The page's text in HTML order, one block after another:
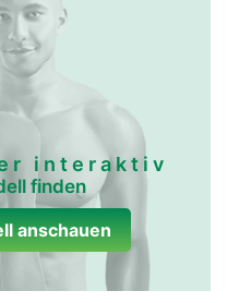
interaktiv
finden
anschauen